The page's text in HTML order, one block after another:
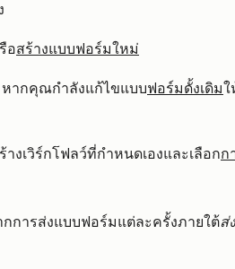
อสร้างแบบฟอร์มใหม่
หากคุณกำลังแก้ไขแบบฟอร์มดั้งเดิมใ
งเวิร์กโฟลว์ที่กำหนดเองและเลือกก
การส่งแบบฟอร์มแต่ละครั้งภายใต้ส่